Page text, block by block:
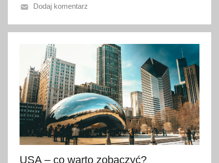
o
m
a
2
0
2
Dodaj komentarz
USA – co warto zobaczyć?